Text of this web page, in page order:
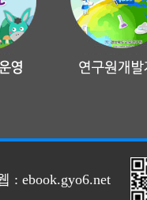
: ebook.gyo6.net